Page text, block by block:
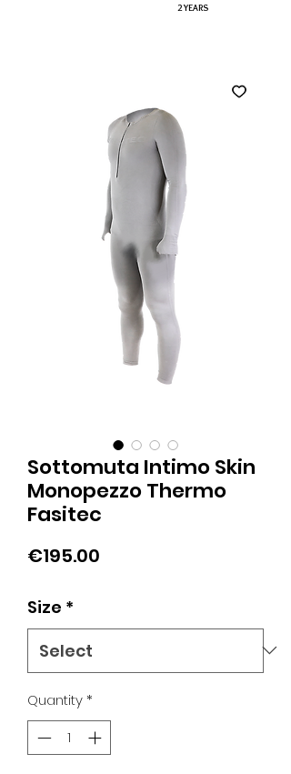
2 YEARS
Sottomuta Intimo Skin
Monopezzo Thermo
Fasitec
€195.00
Size *
Quantity*